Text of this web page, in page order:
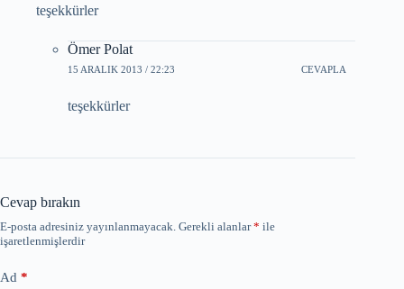
teşekkürler
Ömer Polat
15 ARALIK 2013 / 22:23 CEVAPLA
teşekkürler
Cevap bırakın
E-posta adresiniz yayınlanmayacak. Gerekli alanlar* ile
işaretlenmişlerdir
Ad *